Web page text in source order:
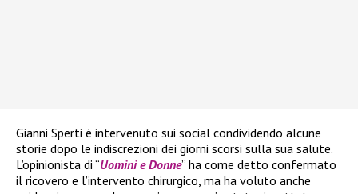
Gianni Sperti è intervenuto sui social condividendo alcune
storie dopo le indiscrezioni dei giorni scorsi sulla sua salute.
L’opinionista di “Uomini e Donne” ha come detto confermato
il ricovero e l’intervento chirurgico, ma ha voluto anche